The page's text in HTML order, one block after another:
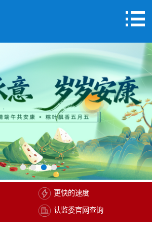
更快的速度
认监委官网查询